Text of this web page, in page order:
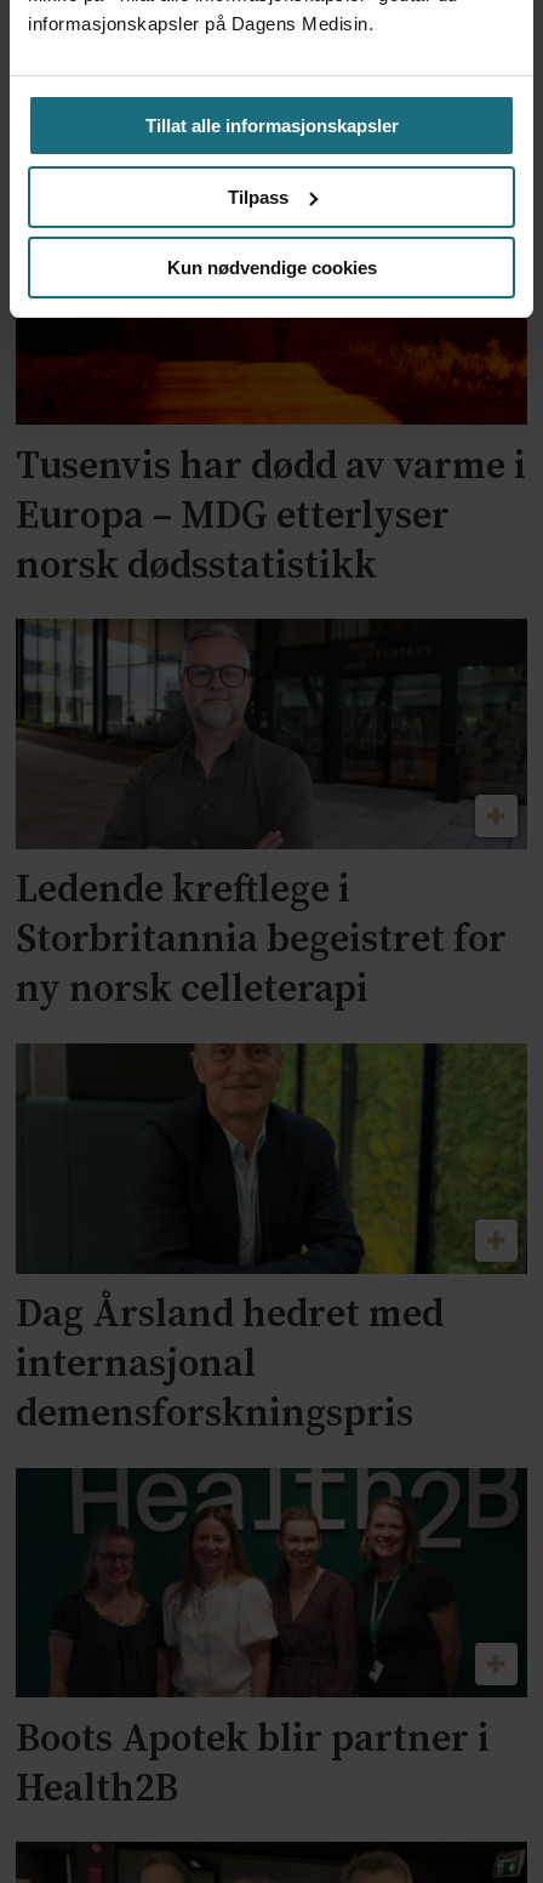
informasjonskapsler på Dagens Medisin.
Tillat alle informasjonskapsler
Tilpass
Kun nødvendige cookies
Ebola-smittetall i Kongo
nærmer seg 4000
Tusenvis har dødd av varme i
Europa – MDG etterlyser
norsk dødsstatistikk
Ledende kreftlege i
Storbritannia begeistret for
ny norsk celleterapi
Dag Årsland hedret med
internasjonal
demensforskningspris
Boots Apotek blir partner i
Health2B